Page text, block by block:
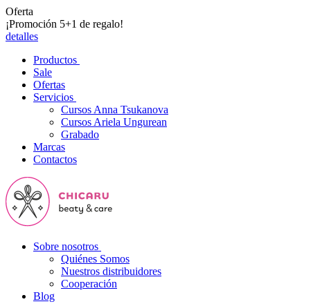
Oferta
¡Promoción 5+1 de regalo!
detalles
Productos
Sale
Ofertas
Servicios
Cursos Anna Tsukanova
Cursos Ariela Ungurean
Grabado
Marcas
Contactos
Sobre nosotros
Quiénes Somos
Nuestros distribuidores
Cooperación
Blog